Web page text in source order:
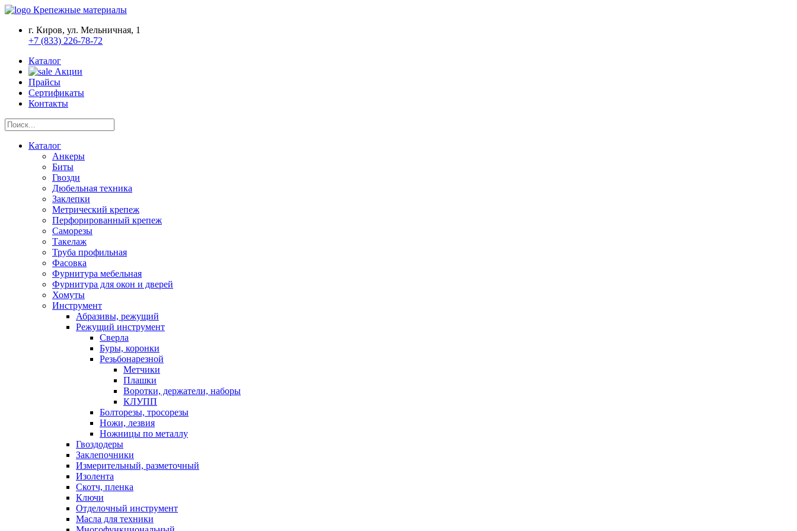
Крепежные материалы
г. Киров, ул. Мельничная, 1
+7 (833) 226-78-72
Каталог
Акции
Прайсы
Сертификаты
Контакты
Каталог
Анкеры
Биты
Гвозди
Дюбельная техника
Заклепки
Метрический крепеж
Перфорированный крепеж
Саморезы
Такелаж
Труба профильная
Фасовка
Фурнитура мебельная
Фурнитура для окон и дверей
Хомуты
Инструмент
Абразивы, режущий
Режущий инструмент
Сверла
Буры, коронки
Резьбонарезной
Метчики
Плашки
Воротки, держатели, наборы
КЛУПП
Болторезы, тросорезы
Ножи, лезвия
Ножницы по металлу
Гвоздодеры
Заклепочники
Измерительный, разметочный
Изолента
Скотч, пленка
Ключи
Отделочный инструмент
Масла для техники